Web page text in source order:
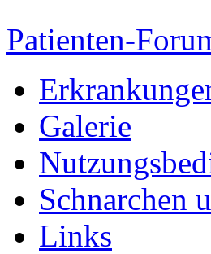
Patienten-
Galerie
Schnarchen
Links